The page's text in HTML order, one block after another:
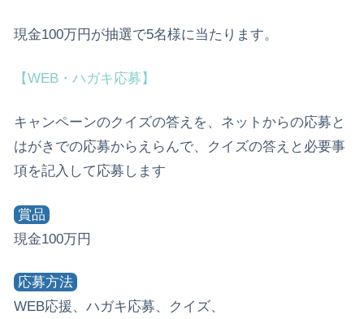
現金100万円が抽選で5名様に当たります。
【WEB・ハガキ応募】
キャンペーンのクイズの答えを、ネットからの応募と
はがきでの応募からえらんで、クイズの答えと必要事
項を記入して応募します
賞品
現金100万円
応募方法
WEB応援、ハガキ応募、クイズ、